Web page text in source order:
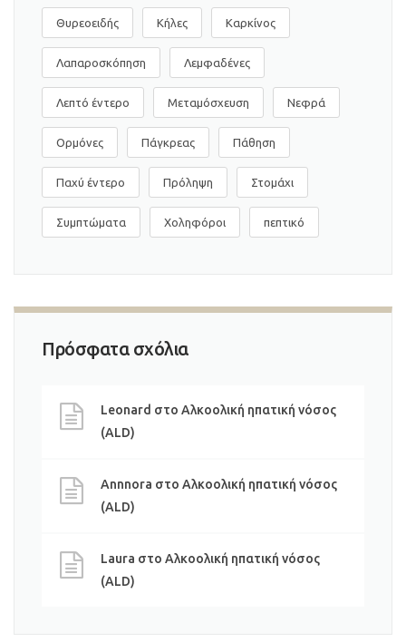
Θυρεοειδής Κήλες Καρκίνος
Λαπαροσκόπηση Λεμφαδένες
Λεπτό έντερο Μεταμόσχευση Νεφρά
Ορμόνες Πάγκρεας Πάθηση
Παχύ έντερο Πρόληψη Στομάχι
Συμπτώματα Χοληφόροι πεπτικό
Πρόσφατα σχόλια
Leonard στο Αλκοολική ηπατική νόσος
(ALD)
Annnora στο Αλκοολική ηπατική νόσος
(ALD)
Laura στο Αλκοολική ηπατική νόσος
(ALD)